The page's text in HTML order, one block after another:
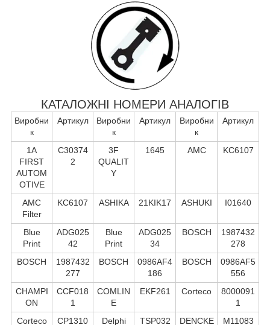
КАТАЛОЖНІ НОМЕРИ АНАЛОГІВ
Виробни
к
Артикул
Виробни
к
Артикул
Виробни
к
Артикул
1A
FIRST
AUTOM
OTIVE
C30374
2
3F
QUALIT
Y
1645 AMC KC6107
AMC
Filter
KC6107 ASHIKA 21KIK17 ASHUKI I01640
Blue
Print
ADG025
42
Blue
Print
ADG025
34
BOSCH
1987432
278
BOSCH
1987432
277
BOSCH
0986AF4
186
BOSCH
0986AF5
556
CHAMPI
ON
CCF018
1
COMLIN
E
EKF261 Corteco
8000091
1
Corteco
CP1310 Delphi TSP032 DENCKE M11083